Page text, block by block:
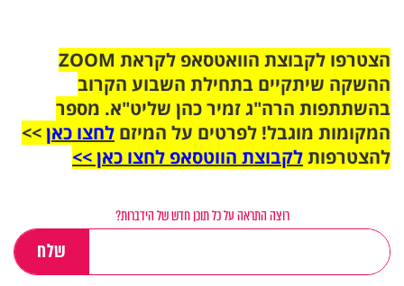
הצטרפו לקבוצת הוואטסאפ לקראת ZOOM
ההשקה שיתקיים בתחילת השבוע הקרוב
בהשתתפות הרה"ג זמיר כהן שליט"א. מספר
המקומות מוגבל! לפרטים על המיזם לחצו כאן>>
להצטרפותלקבוצת הווטסאפ לחצו כאן >>
רוצה התראה על כל תוכן חדש של הידברות?